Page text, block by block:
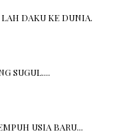
LAH DAKU KE DUNIA.
SUGUL....
USIA BARU...